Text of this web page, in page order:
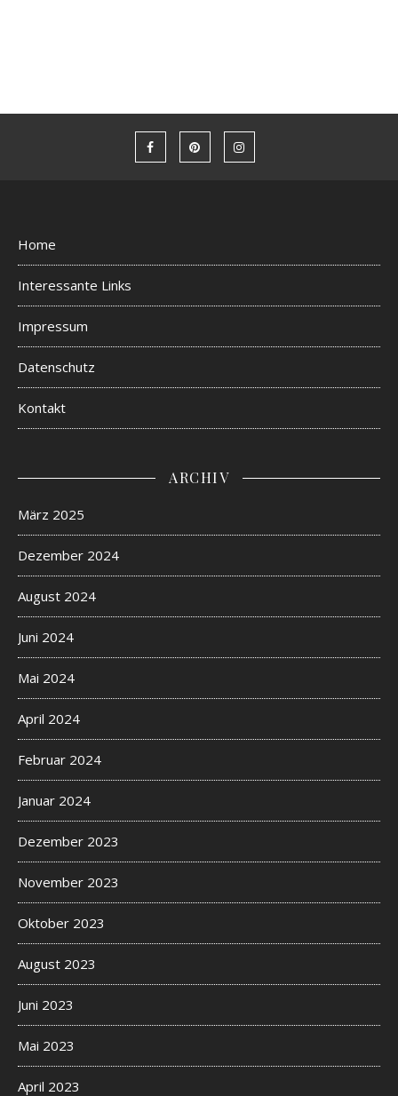
Home
Interessante Links
Impressum
Datenschutz
Kontakt
ARCHIV
März 2025
Dezember 2024
August 2024
Juni 2024
Mai 2024
April 2024
Februar 2024
Januar 2024
Dezember 2023
November 2023
Oktober 2023
August 2023
Juni 2023
Mai 2023
April 2023